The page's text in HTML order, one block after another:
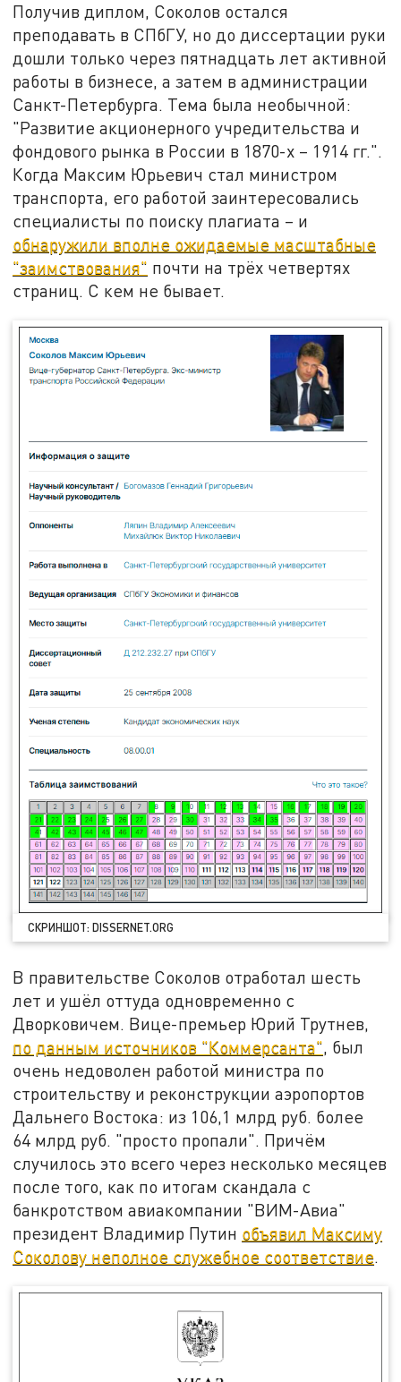
Получив диплом, Соколов остался
преподавать в СПбГУ, но до диссертации руки
дошли только через пятнадцать лет активной
работы в бизнесе, а затем в администрации
Санкт-Петербурга. Тема была необычной:
"Развитие акционерного учредительства и
фондового рынка в России в 1870-х – 1914 гг.".
Когда Максим Юрьевич стал министром
транспорта, его работой заинтересовались
специалисты по поиску плагиата – и
обнаружили вполне ожидаемые масштабные
"заимствования" почти на трёх четвертях
страниц. С кем не бывает.
СКРИНШОТ: DISSERNET.ORG
В правительстве Соколов отработал шесть
лет и ушёл оттуда одновременно с
Дворковичем. Вице-премьер Юрий Трутнев,
по данным источников "Коммерсанта", был
очень недоволен работой министра по
строительству и реконструкции аэропортов
Дальнего Востока: из 106,1 млрд руб. более
64 млрд руб. "просто пропали". Причём
случилось это всего через несколько месяцев
после того, как по итогам скандала с
банкротством авиакомпании "ВИМ-Авиа"
президент Владимир Путин объявил Максиму
Соколову неполное служебное соответствие.